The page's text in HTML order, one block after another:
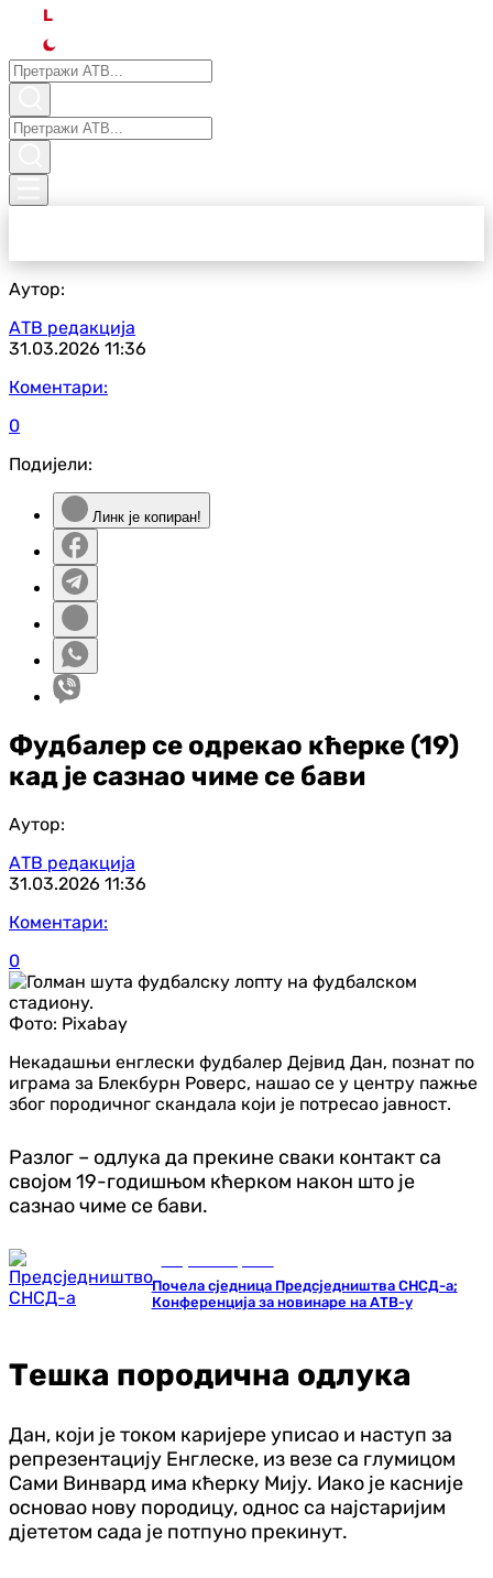
L
Аутор:
АТВ редакција
31.03.2026 11:36
Коментари:
0
Подијели:
Линк је копиран!
Фудбалер се одрекао кћерке (19)
кад је сазнао чиме се бави
Аутор:
АТВ редакција
31.03.2026 11:36
Коментари:
0
Фото: Pixabay
Некадашњи енглески фудбалер Дејвид Дан, познат по
играма за Блекбурн Роверс, нашао се у центру пажње
због породичног скандала који је потресао јавност.
Разлог – одлука да прекине сваки контакт са
својом 19-годишњом кћерком након што је
сазнао чиме се бави.
Почела сједница Предсједништва СНСД-а;
Конференција за новинаре на АТВ-у
Тешка породична одлука
Дан, који је током каријере уписао и наступ за
репрезентацију Енглеске, из везе са глумицом
Сами Винвард има кћерку Мију. Иако је касније
основао нову породицу, однос са најстаријим
дјететом сада је потпуно прекинут.